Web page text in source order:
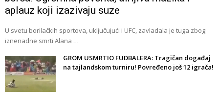
aplauz koji izazivaju suze
U svetu borilačkih sportova, uključujući i UFC, zavladala je tuga zbog
iznenadne smrti Alana …
GROM USMRTIO FUDBALERA: Tragičan događaj
na tajlandskom turniru! Povređeno još 12 igrača!